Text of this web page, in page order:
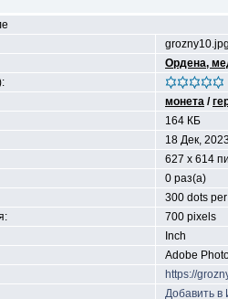
Ордена,
монета /
164 КБ
18 Дек,
627 x 614
0 раз(а)
300 dots
700 pixels
Inch
Adobe
https://
Добавить в